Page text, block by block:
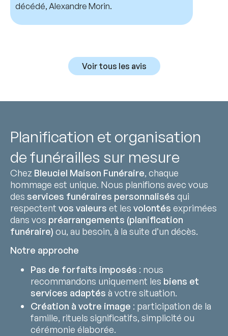
décédé, Alexandre Morin.
Voir tous les avis
Planification et organisation
de funérailles sur mesure
Chez Bleuciel Maison Funéraire, chaque
hommage est unique. Nous planifions avec vous
des services funéraires personnalisés qui
respectent vos valeurs et les volontés exprimées
dans vos préarrangements (planification
funéraire) ou, au besoin, à la suite d’un décès.
Notre approche
Pas de forfaits imposés : nous
recommandons uniquement les biens et
services adaptés à votre situation.
Création à votre image : participation de la
famille, rituels significatifs, simplicité ou
cérémonie élaborée.